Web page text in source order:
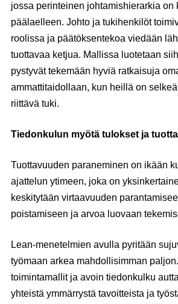
jossa perinteinen johtamishierarkia on
päälaelleen. Johto ja tukihenkilöt
roolissa ja päätöksentekoa viedään
tuottavaa ketjua. Mallissa luotetaan
pystyvät tekemään hyviä ratkaisuja
ammattitaidollaan, kun heillä on
riittävä tuki.
Tiedonkulun myötä tulokset ja
Tuottavuuden paraneminen on ikään
ajattelun ytimeen, joka on
keskitytään virtaavuuden
poistamiseen ja arvoa luovaan
Lean-menetelmien avulla pyritään
työmaan arkea mahdollisimman
toimintamallit ja avoin tiedonkulku
yhteistä ymmärrystä tavoitteista ja